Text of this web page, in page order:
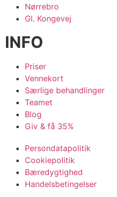
Nørrebro
Gl. Kongevej
INFO
Priser
Vennekort
Særlige behandlinger
Teamet
Blog
Giv & få 35%
Persondatapolitik
Cookiepolitik
Bæredygtighed
Handelsbetingelser